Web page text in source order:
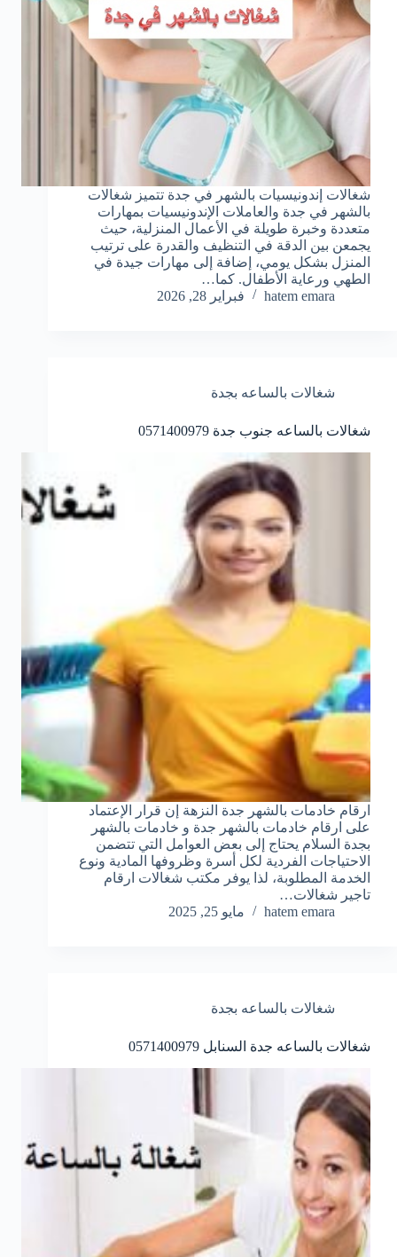
شغالات إندونيسيات بالشهر في جدة تتميز شغالات
بالشهر في جدة والعاملات الإندونيسيات بمهارات
متعددة وخبرة طويلة في الأعمال المنزلية، حيث
يجمعن بين الدقة في التنظيف والقدرة على ترتيب
المنزل بشكل يومي، إضافة إلى مهارات جيدة في
الطهي ورعاية الأطفال. كما…
hatem emara
فبراير 28, 2026
شغالات بالساعه بجدة
شغالات بالساعه جنوب جدة 0571400979
ارقام خادمات بالشهر جدة النزهة إن قرار الإعتماد
على ارقام خادمات بالشهر جدة و خادمات بالشهر
بجدة السلام يحتاج إلى بعض العوامل التي تتضمن
الاحتياجات الفردية لكل أسرة وظروفها المادية ونوع
الخدمة المطلوبة، لذا يوفر مكتب شغالات ارقام
تاجير شغالات…
hatem emara
مايو 25, 2025
شغالات بالساعه بجدة
شغالات بالساعه جدة السنابل 0571400979